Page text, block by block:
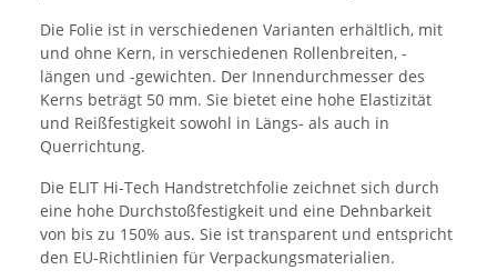
Die Folie ist in verschiedenen Varianten erhältlich, mit
und ohne Kern, in verschiedenen Rollenbreiten, -
längen und -gewichten. Der Innendurchmesser des
Kerns beträgt 50 mm. Sie bietet eine hohe Elastizität
und Reißfestigkeit sowohl in Längs- als auch in
Querrichtung.
Die ELIT Hi-Tech Handstretchfolie zeichnet sich durch
eine hohe Durchstoßfestigkeit und eine Dehnbarkeit
von bis zu 150% aus. Sie ist transparent und entspricht
den EU-Richtlinien für Verpackungsmaterialien.